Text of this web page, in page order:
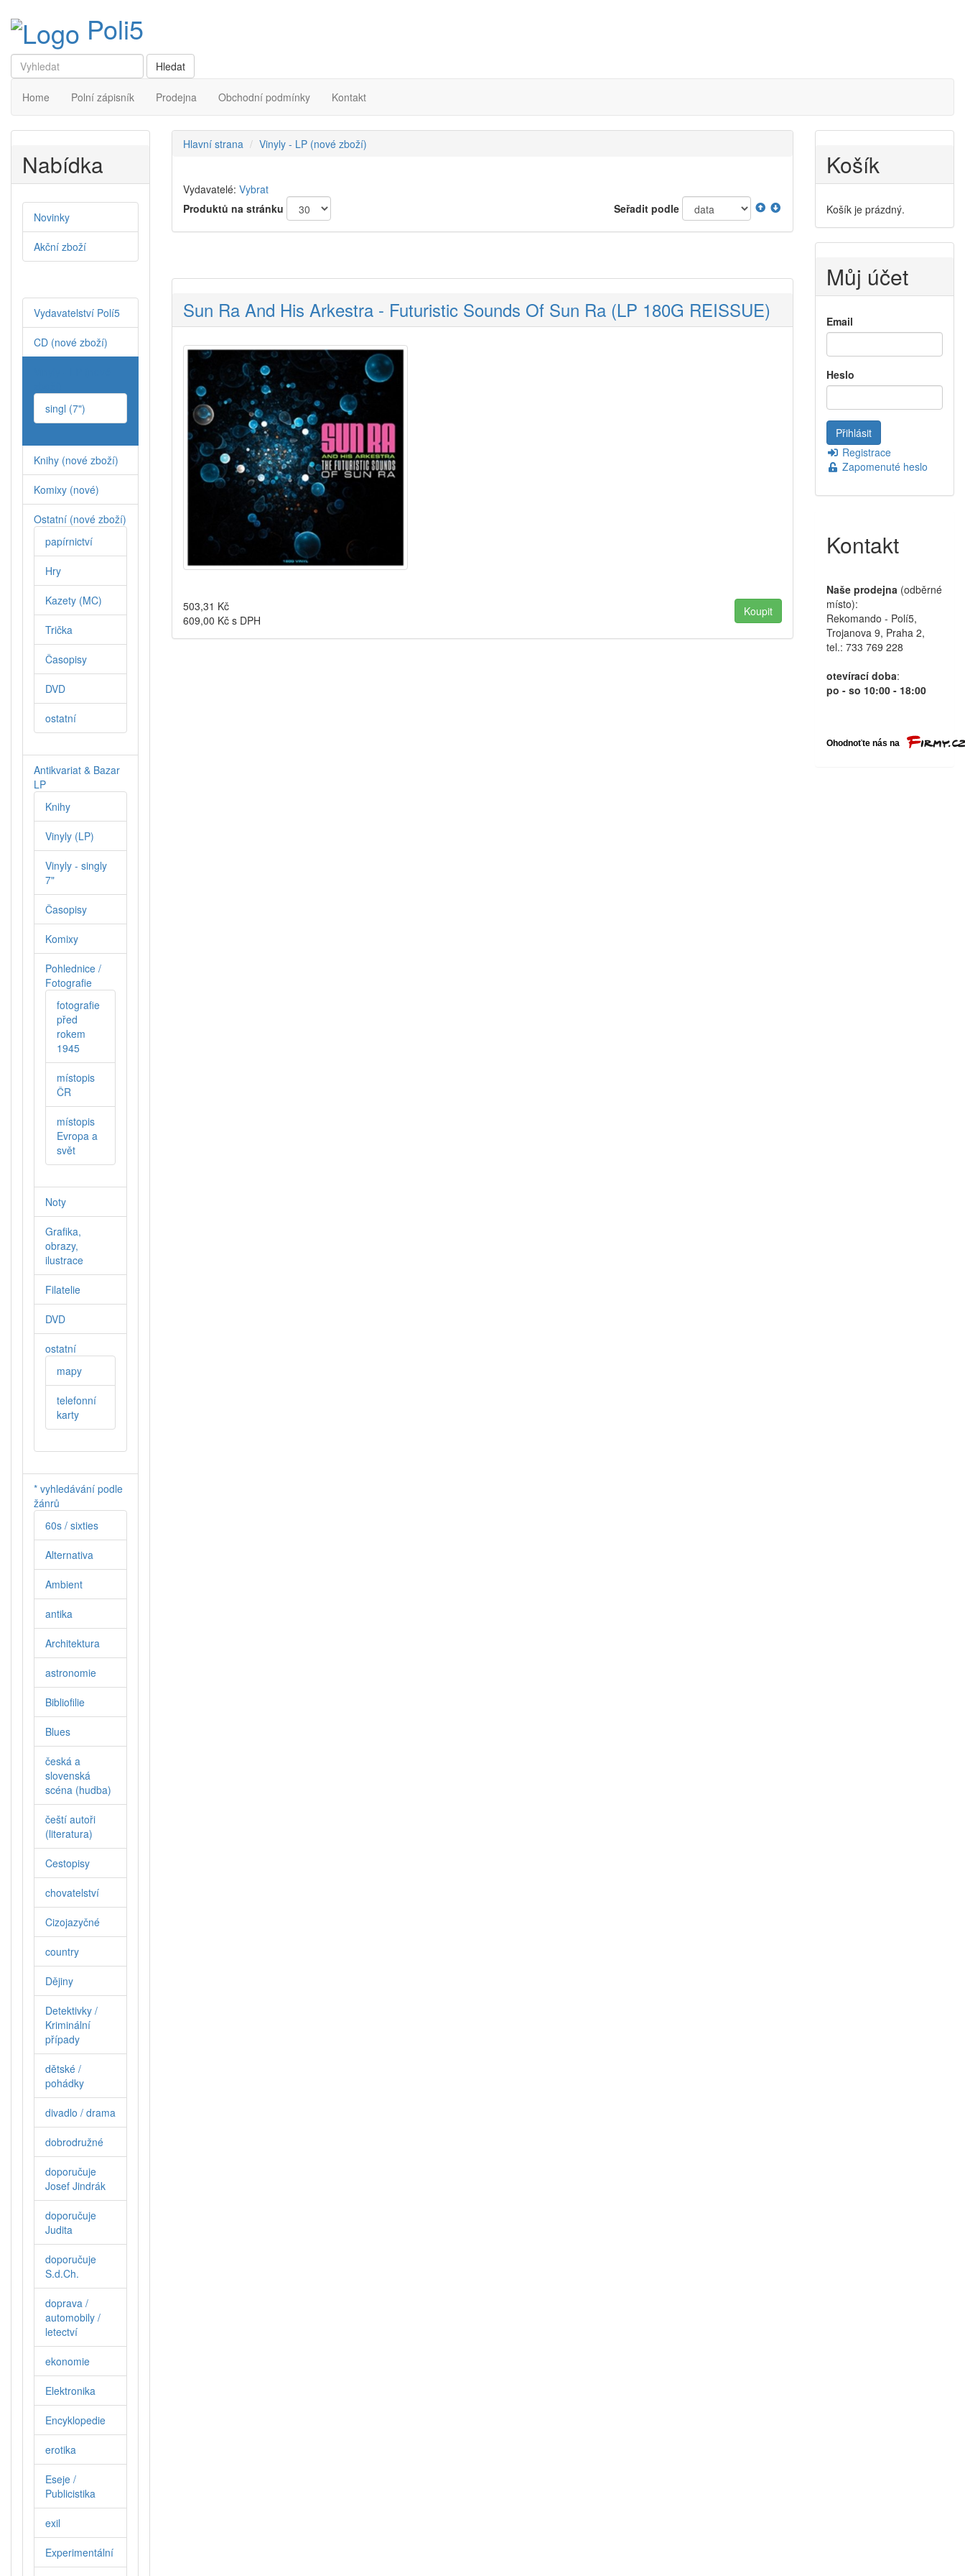
Poli5
Home Polní zápisník Prodejna Obchodní podmínky Kontakt
Hlavní strana Vinyly - LP (nové zboží)
Vydavatelé: Vybrat
Produktů na stránku
Seřadit podle
Sun Ra And His Arkestra - Futuristic Sounds Of Sun Ra (LP 180G REISSUE)
503,31 Kč
609,00 Kč s DPH
Nabídka
Novinky
Akční zboží
Vydavatelství Polí5
CD (nové zboží)
singl (7")
Knihy (nové zboží)
Komixy (nové)
Ostatní (nové zboží)
papírnictví
Hry
Kazety (MC)
Trička
Časopisy
DVD
ostatní
Antikvariat & Bazar
LP
Knihy
Vinyly (LP)
Vinyly - singly
7"
Časopisy
Komixy
Pohlednice /
Fotografie
fotografie
před
rokem
1945
místopis
ČR
místopis
Evropa a
svět
Noty
Grafika,
obrazy,
ilustrace
Filatelie
DVD
ostatní
mapy
telefonní
karty
* vyhledávání podle
žánrů
60s / sixties
Alternativa
Ambient
antika
Architektura
astronomie
Bibliofilie
Blues
česká a
slovenská
scéna (hudba)
čeští autoři
(literatura)
Cestopisy
chovatelství
Cizojazyčné
country
Dějiny
Detektivky /
Kriminální
případy
dětské /
pohádky
divadlo / drama
dobrodružné
doporučuje
Josef Jindrák
doporučuje
Judita
doporučuje
S.d.Ch.
doprava /
automobily /
letectví
ekonomie
Elektronika
Encyklopedie
erotika
Eseje /
Publicistika
exil
Experimentální
Košík
Košík je prázdný.
Můj účet
Email
Heslo
Registrace
Zapomenuté heslo
Kontakt
Naše prodejna (odběrné
místo):
Rekomando - Polí5,
Trojanova 9, Praha 2,
tel.: 733 769 228
otevírací doba:
po - so 10:00 - 18:00